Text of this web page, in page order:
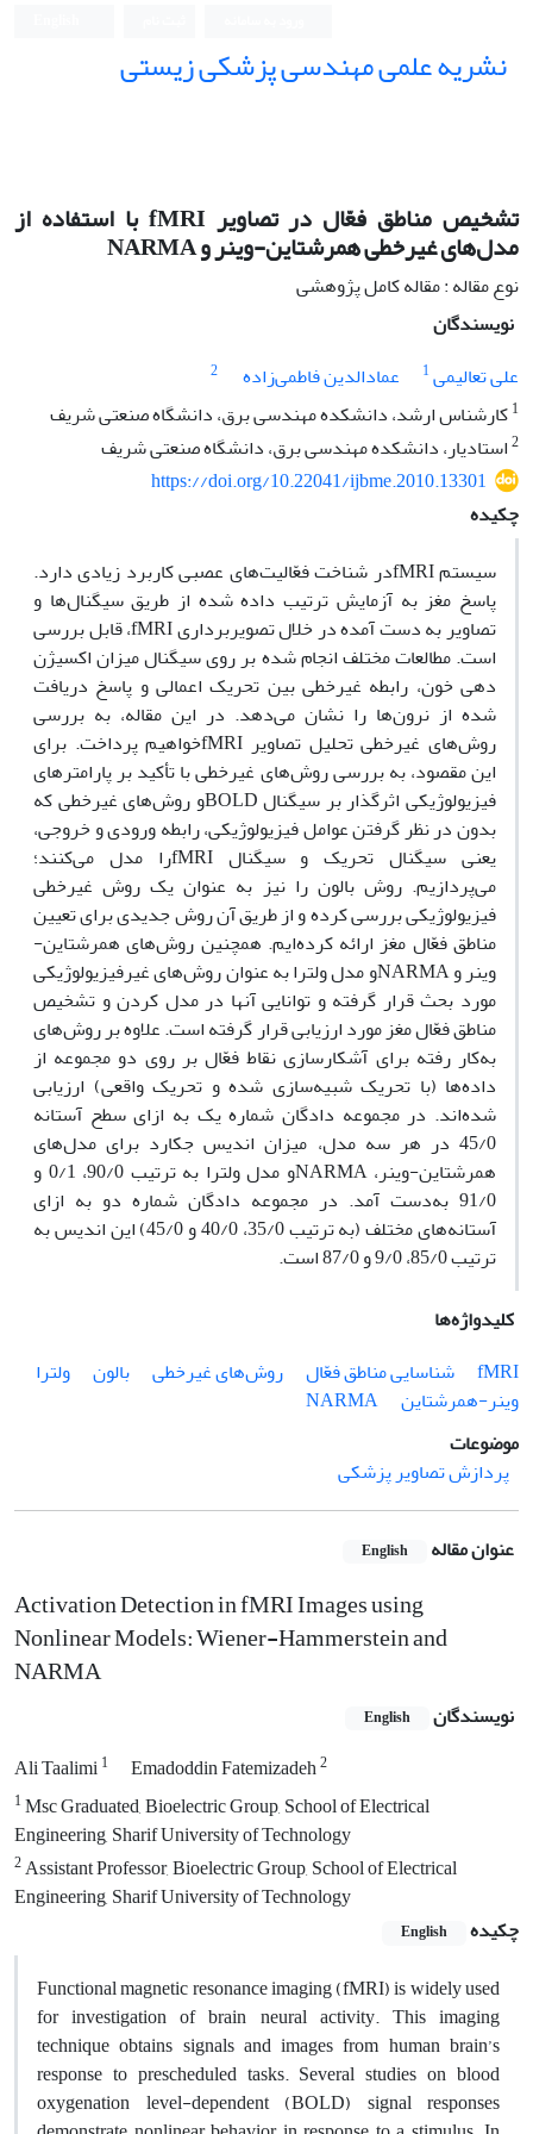
نشریه علمی مهندسی پزشکی زیستی
تشخیص مناطق فعّال در تصاویر fMRI با استفاده از
مدل‌های غیرخطی همرشتاین-وینر و NARMA
نوع مقاله : مقاله کامل پژوهشی
نویسندگان
علی تعالیمی1 عمادالدین فاطمی‌زاده
2
1کارشناس ارشد، دانشکده مهندسی برق، دانشگاه صنعتی شریف
2استادیار، دانشکده مهندسی برق، دانشگاه صنعتی شریف
https://doi.org/10.22041/ijbme.2010.13301
چکیده
سیستم fMRIدر شناخت فعّالیت‌های عصبی کاربرد زیادی دارد.
پاسخ مغز به آزمایش ترتیب داده شده از طریق سیگنال‌ها و
تصاویر به دست آمده در خلال تصویربرداری fMRI، قابل بررسی
است. مطالعات مختلف انجام شده بر روی سیگنال میزان اکسیژن
دهی خون، رابطه غیرخطی بین تحریک اعمالی و پاسخ دریافت
شده از نرون‌ها را نشان می‌دهد. در این مقاله، به بررسی
روش‌های غیرخطی تحلیل تصاویر fMRIخواهیم پرداخت. برای
این مقصود، به بررسی روش‌های غیرخطی با تأکید بر پارامترهای
فیزیولوژیکی اثرگذار بر سیگنال BOLDو روش‌های غیرخطی که
بدون در نظر گرفتن عوامل فیزیولوژیکی، رابطه ورودی و خروجی،
یعنی سیگنال تحریک و سیگنال fMRIرا مدل می‌کنند؛
می‌پردازیم. روش بالون را نیز به عنوان یک روش غیرخطی
فیزیولوژیکی بررسی کرده و از طریق آن روش جدیدی برای تعیین
مناطق فعّال مغز ارائه کرده‌ایم. همچنین روش‌های همرشتاین-
وینر و NARMAو مدل ولترا به عنوان روش‌های غیرفیزیولوژیکی
مورد بحث قرار گرفته و توانایی آنها در مدل کردن و تشخیص
مناطق فعّال مغز مورد ارزیابی قرار گرفته است. علاوه بر روش‌های
به‌کار رفته برای آشکارسازی نقاط فعّال بر روی دو مجموعه از
داده‌ها (با تحریک شبیه‌سازی شده و تحریک واقعی) ارزیابی
شده‌اند. در مجموعه دادگان شماره یک به ازای سطح آستانه
45/0 در هر سه مدل، میزان اندیس جکارد برای مدل‌های
همرشتاین-وینر، NARMAو مدل ولترا به ترتیب 90/0، 0/1 و
91/0 به‌دست آمد. در مجموعه داد‌گان شماره دو به ازای
آستانه‌های مختلف (به ترتیب 35/0، 40/0 و 45/0) این اندیس به
ترتیب 85/0، 9/0 و 87/0 است.
کلیدواژه‌ها
fMRI
شناسایی مناطق فعّال روش‌های غیرخطی بالون
ولترا
وینر-همرشتاین
NARMA
موضوعات
پردازش تصاویر پزشکی
عنوان مقاله English
Activation Detection in fMRI Images using
Nonlinear Models: Wiener-Hammerstein and
NARMA
نویسندگان English
Ali Taalimi1 Emadoddin Fatemizadeh2
1Msc Graduated, Bioelectric Group, School of Electrical
Engineering, Sharif University of Technology
2Assistant Professor, Bioelectric Group, School of Electrical
Engineering, Sharif University of Technology
چکیده
English
Functional magnetic resonance imaging (fMRI) is widely used
for investigation of brain neural activity. This imaging
technique obtains signals and images from human brain’s
response to prescheduled tasks. Several studies on blood
oxygenation level-dependent (BOLD) signal responses